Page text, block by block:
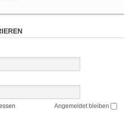
Angemeldet bleiben